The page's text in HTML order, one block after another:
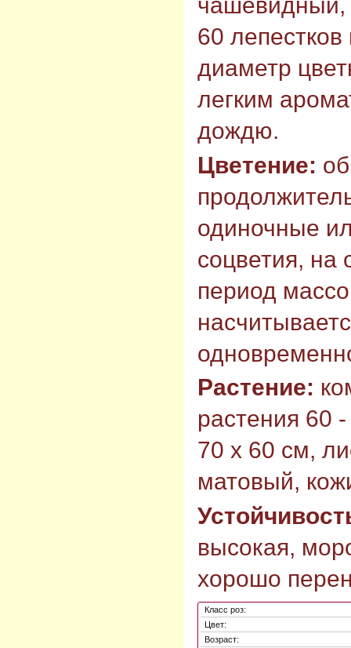
60
диаметр
легким
дождю.
Цветение:
одиночные
соцветия, на
период
Растение:
растения 60
70 х 60 см,
матовый,
высокая,
хорошо
Класс роз:
Цвет:
Возраст: